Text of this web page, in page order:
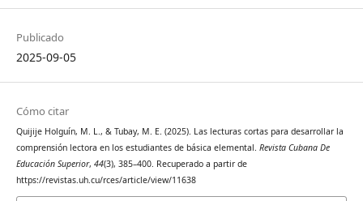
Publicado
2025-09-05
Cómo citar
Quijije Holguín, M. L., & Tubay, M. E. (2025). Las lecturas cortas para desarrollar la
comprensión lectora en los estudiantes de básica elemental. Revista Cubana De
Educación Superior, 44(3), 385–400. Recuperado a partir de
https://revistas.uh.cu/rces/article/view/11638